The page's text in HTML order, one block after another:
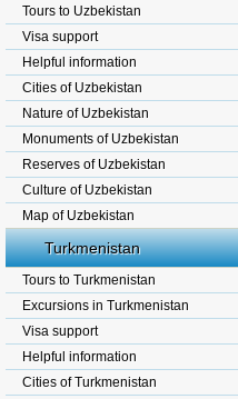
Tours to Uzbekistan
Visa support
Helpful information
Cities of Uzbekistan
Nature of Uzbekistan
Monuments of Uzbekistan
Reserves of Uzbekistan
Culture of Uzbekistan
Map of Uzbekistan
Turkmenistan
Tours to Turkmenistan
Excursions in Turkmenistan
Visa support
Helpful information
Cities of Turkmenistan